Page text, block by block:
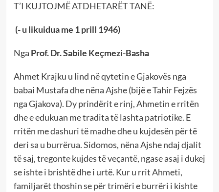
T’I KUJTOJMË ATDHETARËT TANË:
(- u likuidua me 1 prill 1946)
Nga Prof. Dr. Sabile Keçmezi-Basha
Ahmet Krajku u lind në qytetin e Gjakovës nga
babai Mustafa dhe nëna Ajshe (bijë e Tahir Fejzës
nga Gjakova). Dy prindërit e rinj, Ahmetin e rritën
dhe e edukuan me tradita të lashta patriotike. E
rritën me dashuri të madhe dhe u kujdesën për të
deri sa u burrërua. Sidomos, nëna Ajshe ndaj djalit
të saj, tregonte kujdes të veçantë, ngase asaj i dukej
se ishte i brishtë dhe i urtë. Kur u rrit Ahmeti,
familjarët thoshin se për trimëri e burrëri i kishte